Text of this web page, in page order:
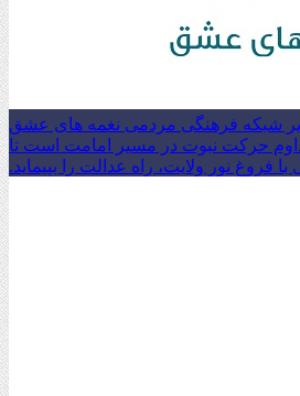
شبکه فرهنگی مردمی نغمه های عشق
حرکت نبوت در مسیر امامت است تا
فروغ نور ولایت، راه عدالت را بپیماید.